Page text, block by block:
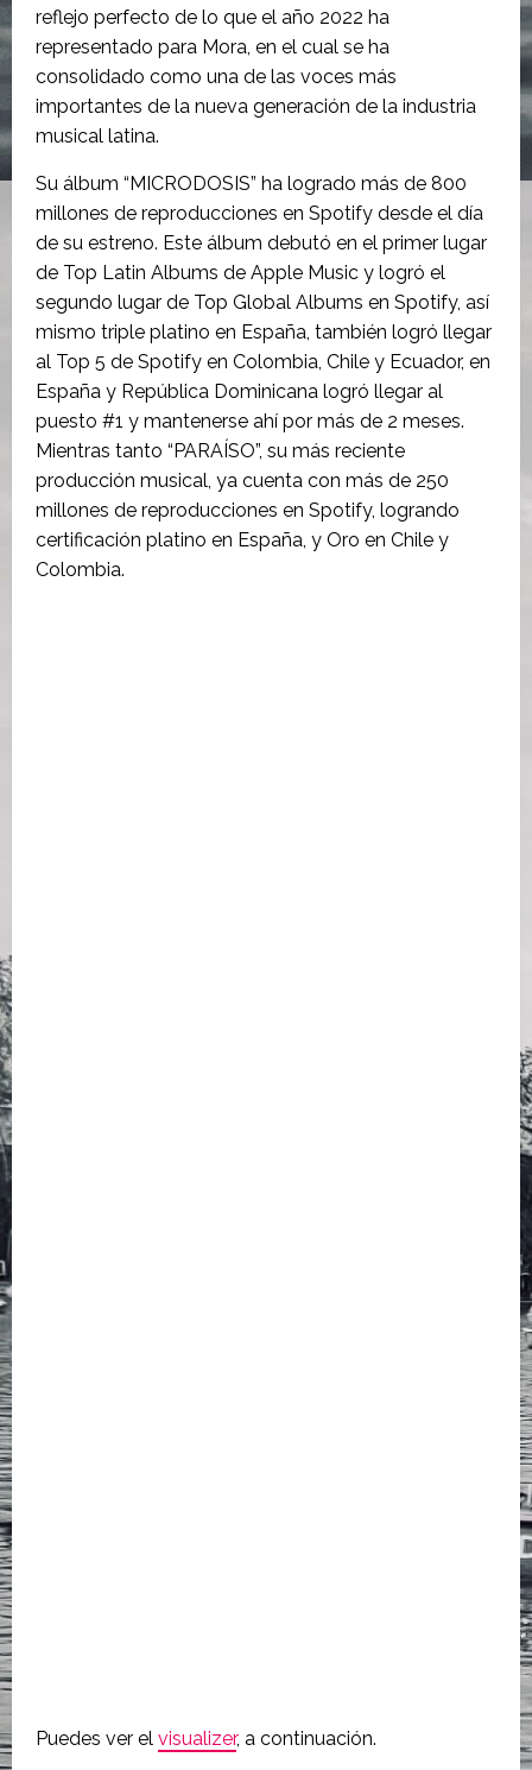
reflejo perfecto de lo que el año 2022 ha
representado para Mora, en el cual se ha
consolidado como una de las voces más
importantes de la nueva generación de la industria
musical latina.
Su álbum “MICRODOSIS” ha logrado más de 800
millones de reproducciones en Spotify desde el día
de su estreno. Este álbum debutó en el primer lugar
de Top Latin Albums de Apple Music y logró el
segundo lugar de Top Global Albums en Spotify, así
mismo triple platino en España, también logró llegar
al Top 5 de Spotify en Colombia, Chile y Ecuador, en
España y República Dominicana logró llegar al
puesto #1 y mantenerse ahí por más de 2 meses.
Mientras tanto “PARAÍSO”, su más reciente
producción musical, ya cuenta con más de 250
millones de reproducciones en Spotify, logrando
certificación platino en España, y Oro en Chile y
Colombia.
Puedes ver el visualizer, a continuación.